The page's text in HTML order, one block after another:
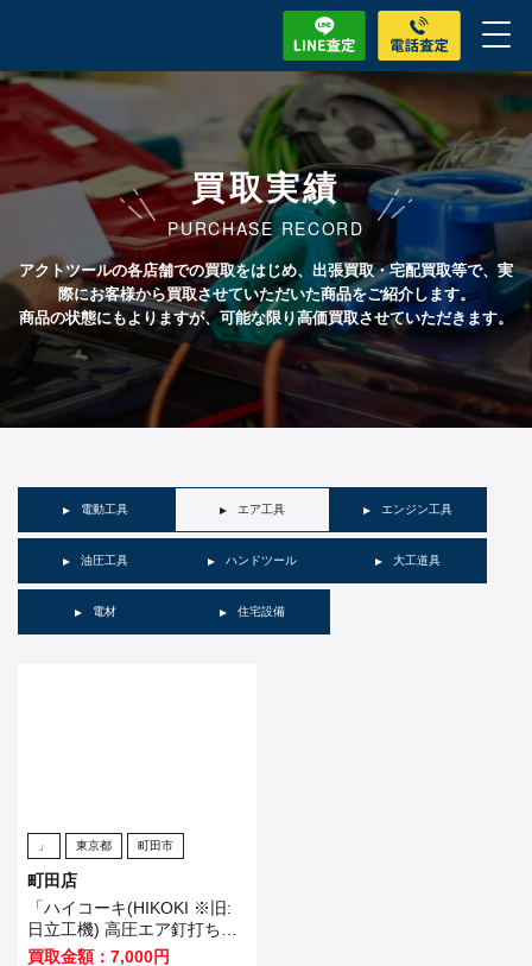
買取実績
PURCHASE RECORD
アクトツールの各店舗での買取をはじめ、出張買取・宅配買取等で、実
際にお客様から買取させていただいた商品をご紹介します。
商品の状態にもよりますが、可能な限り高価買取させていただきます。
電動工具 エア工具 エンジン工具
油圧工具 ハンドツール 大工道具
電材 住宅設備
」 東京都 町田市
町田店
「ハイコーキ(HIKOKI ※旧:
日立工機) 高圧エア釘打ち機
NV65HMC(G)」を買い取り
買取金額：7,000円